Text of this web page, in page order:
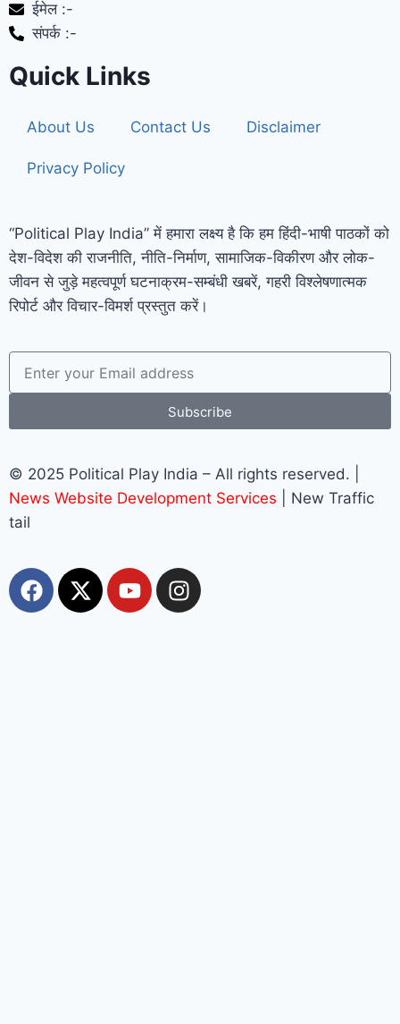
ईमेल :-
संपर्क :-
Quick Links
About Us Contact Us Disclaimer
Privacy Policy
“Political Play India” में हमारा लक्ष्य है कि हम हिंदी-भाषी पाठकों को
देश-विदेश की राजनीति, नीति-निर्माण, सामाजिक-विकीरण और लोक-
जीवन से जुड़े महत्वपूर्ण घटनाक्रम-सम्बंधी खबरें, गहरी विश्लेषणात्मक
रिपोर्ट और विचार-विमर्श प्रस्तुत करें।
Subscribe
© 2025 Political Play India – All rights reserved. |
News Website Development Services | New Traffic
tail